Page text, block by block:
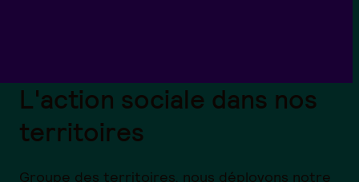
L'action sociale dans nos
territoires
Groupe des territoires, nous déployons notre